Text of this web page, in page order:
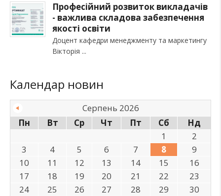
Професійний розвиток викладачів
- важлива складова забезпечення
якості освіти
Доцент кафедри менеджменту та маркетингу
Вікторія
Календар новин
Серпень 2026
Пн
Вт Ср Чт Пт Сб
Нд
1
2
3
4 5 6 7 8
9
10
11 12 13 14 15
16
17
18 19 20 21 22
23
24
25 26 27 28 29
30